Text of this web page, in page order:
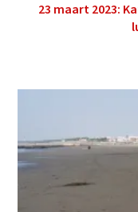
23 maart 2023: